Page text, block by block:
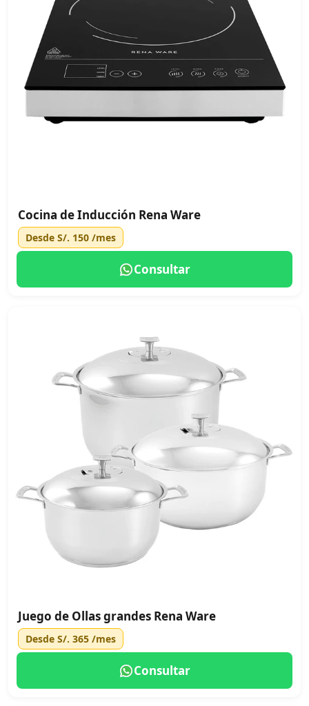
Cocina de Inducción Rena Ware
Desde S/. 150 /mes
Consultar
Juego de Ollas grandes Rena Ware
Desde S/. 365 /mes
Consultar